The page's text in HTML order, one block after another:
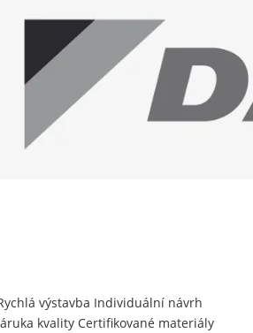
výstavba Individuální návrh
kvality Certifikované materiály